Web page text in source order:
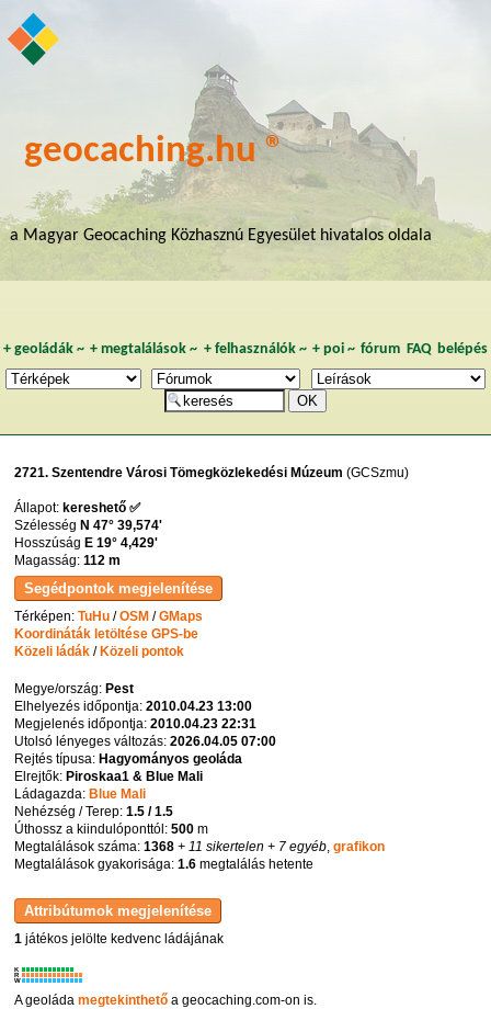
geocaching.hu ®
a Magyar Geocaching Közhasznú Egyesület hivatalos oldala
+ geoládák~ +megtalálások ~ + felhasználók~ + poi~ fórum FAQ belépés
2721. Szentendre Városi Tömegközlekedési Múzeum (GCSzmu)
Állapot:kereshető ✅
SzélességN 47° 39,574'
HosszúságE 19° 4,429'
Magasság:112 m
Térképen:TuHu /OSM /GMaps
Koordináták letöltése GPS-be
Közeli ládák /Közeli pontok
Megye/ország:Pest
Elhelyezés időpontja:2010.04.23 13:00
Megjelenés időpontja:2010.04.23 22:31
Utolsó lényeges változás:2026.04.05 07:00
Rejtés típusa:Hagyományos geoláda
Elrejtők:Piroskaa1 & Blue Mali
Ládagazda:Blue Mali
Nehézség / Terep:1.5 / 1.5
Úthossz a kiindulóponttól:500 m
Megtalálások száma:1368 + 11 sikertelen + 7 egyéb ,grafikon
Megtalálások gyakorisága:1.6 megtalálás hetente
1 játékos jelölte kedvenc ládájának
K
R
W
A geoládamegtekinthető a geocaching.com-on is.